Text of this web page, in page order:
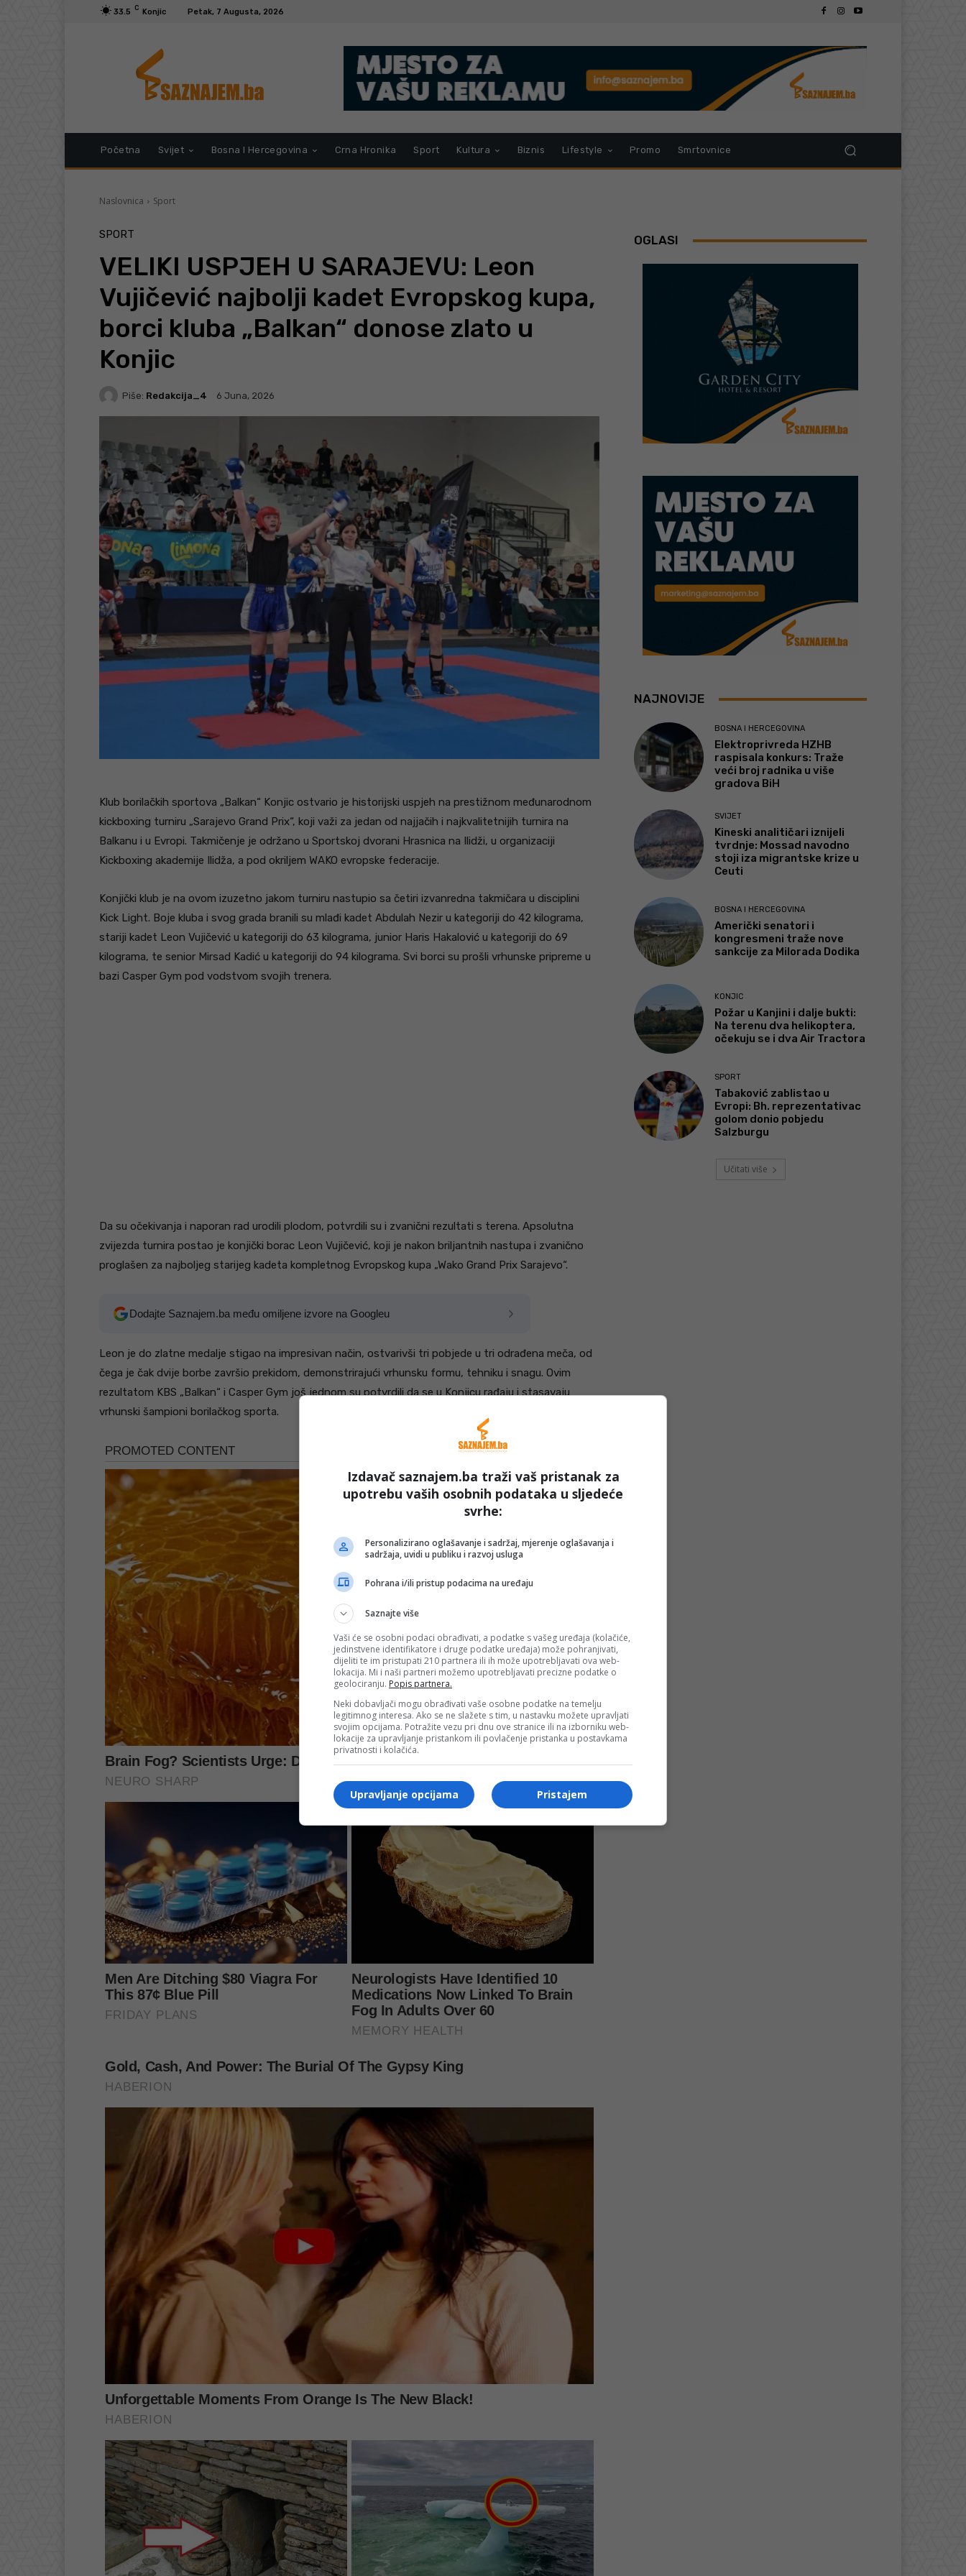
33.5 C Konjic Petak, 7 Augusta, 2026
Početna Svijet Bosna I Hercegovina Crna Hronika Sport Kultura Biznis Lifestyle Promo Smrtovnice
Naslovnica Sport
SPORT
VELIKI USPJEH U SARAJEVU: Leon
Vujičević najbolji kadet Evropskog kupa,
borci kluba „Balkan“ donose zlato u
Konjic
Piše: Redakcija_4 6 Juna, 2026
Klub borilačkih sportova „Balkan“ Konjic ostvario je historijski uspjeh na prestižnom međunarodnom
kickboxing turniru „Sarajevo Grand Prix“, koji važi za jedan od najjačih i najkvalitetnijih turnira na
Balkanu i u Evropi. Takmičenje je održano u Sportskoj dvorani Hrasnica na Ilidži, u organizaciji
Kickboxing akademije Ilidža, a pod okriljem WAKO evropske federacije.
Konjički klub je na ovom izuzetno jakom turniru nastupio sa četiri izvanredna takmičara u disciplini
Kick Light. Boje kluba i svog grada branili su mlađi kadet Abdulah Nezir u kategoriji do 42 kilograma,
stariji kadet Leon Vujičević u kategoriji do 63 kilograma, junior Haris Hakalović u kategoriji do 69
kilograma, te senior Mirsad Kadić u kategoriji do 94 kilograma. Svi borci su prošli vrhunske pripreme u
bazi Casper Gym pod vodstvom svojih trenera.
Da su očekivanja i naporan rad urodili plodom, potvrdili su i zvanični rezultati s terena. Apsolutna
zvijezda turnira postao je konjički borac Leon Vujičević, koji je nakon briljantnih nastupa i zvanično
proglašen za najboljeg starijeg kadeta kompletnog Evropskog kupa „Wako Grand Prix Sarajevo“.
Dodajte Saznajem.ba među omiljene izvore na Googleu
Leon je do zlatne medalje stigao na impresivan način, ostvarivši tri pobjede u tri odrađena meča, od
čega je čak dvije borbe završio prekidom, demonstrirajući vrhunsku formu, tehniku i snagu. Ovim
rezultatom KBS „Balkan“ i Casper Gym još jednom su potvrdili da se u Konjicu rađaju i stasavaju
vrhunski šampioni borilačkog sporta.
OGLASI
NAJNOVIJE
BOSNA I HERCEGOVINA
Elektroprivreda HZHB
raspisala konkurs: Traže
veći broj radnika u više
gradova BiH
SVIJET
Kineski analitičari iznijeli
tvrdnje: Mossad navodno
stoji iza migrantske krize u
Ceuti
BOSNA I HERCEGOVINA
Američki senatori i
kongresmeni traže nove
sankcije za Milorada Dodika
KONJIC
Požar u Kanjini i dalje bukti:
Na terenu dva helikoptera,
očekuju se i dva Air Tractora
SPORT
Tabaković zablistao u
Evropi: Bh. reprezentativac
golom donio pobjedu
Salzburgu
Učitati više
Izdavač saznajem.ba traži vaš pristanak za
upotrebu vaših osobnih podataka u sljedeće
svrhe:
Personalizirano oglašavanje i sadržaj, mjerenje oglašavanja i
sadržaja, uvidi u publiku i razvoj usluga
Pohrana i/ili pristup podacima na uređaju
Saznajte više
Vaši će se osobni podaci obrađivati, a podatke s vašeg uređaja (kolačiće,
jedinstvene identifikatore i druge podatke uređaja) može pohranjivati,
dijeliti te im pristupati 210 partnera ili ih može upotrebljavati ova web-
lokacija. Mi i naši partneri možemo upotrebljavati precizne podatke o
geolociranju. Popis partnera.
Neki dobavljači mogu obrađivati vaše osobne podatke na temelju
legitimnog interesa. Ako se ne slažete s tim, u nastavku možete upravljati
svojim opcijama. Potražite vezu pri dnu ove stranice ili na izborniku web-
lokacije za upravljanje pristankom ili povlačenje pristanka u postavkama
privatnosti i kolačića.
Pristajem
Upravljanje opcijama